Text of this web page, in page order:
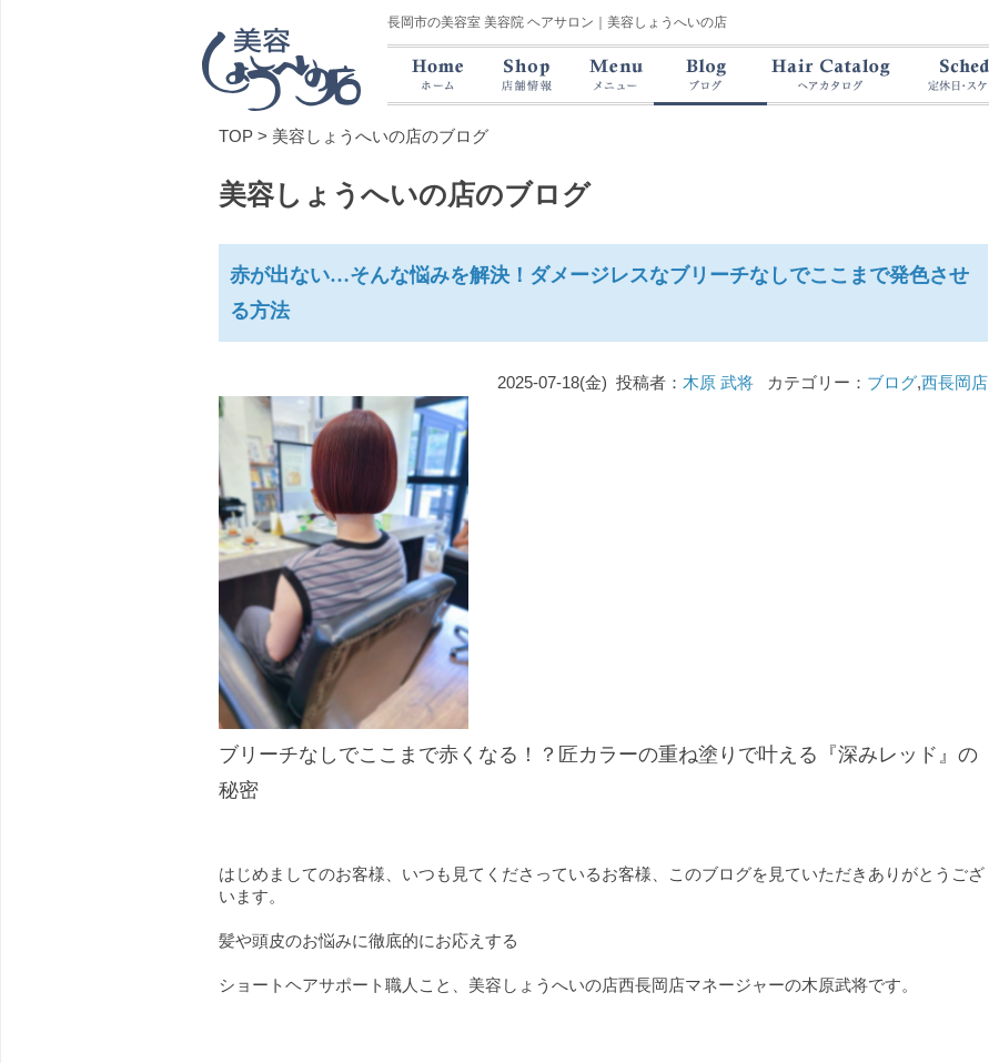
長岡市の美容室 美容院 ヘアサロン｜美容しょうへいの店
TOP > 美容しょうへいの店のブログ
美容しょうへいの店のブログ
赤が出ない…そんな悩みを解決！ダメージレスなブリーチなしでここまで発色させ
る方法
2025-07-18(金) 投稿者： 木原 武将カテゴリー： ブログ,西長岡店
ブリーチなしでここまで赤くなる！？匠カラーの重ね塗りで叶える『深みレッド』の
秘密
はじめましてのお客様、いつも見てくださっているお客様、このブログを見ていただきありがとうござ
います。
髪や頭皮のお悩みに徹底的にお応えする
ショートヘアサポート職人こと、美容しょうへいの店西長岡店マネージャーの木原武将です。